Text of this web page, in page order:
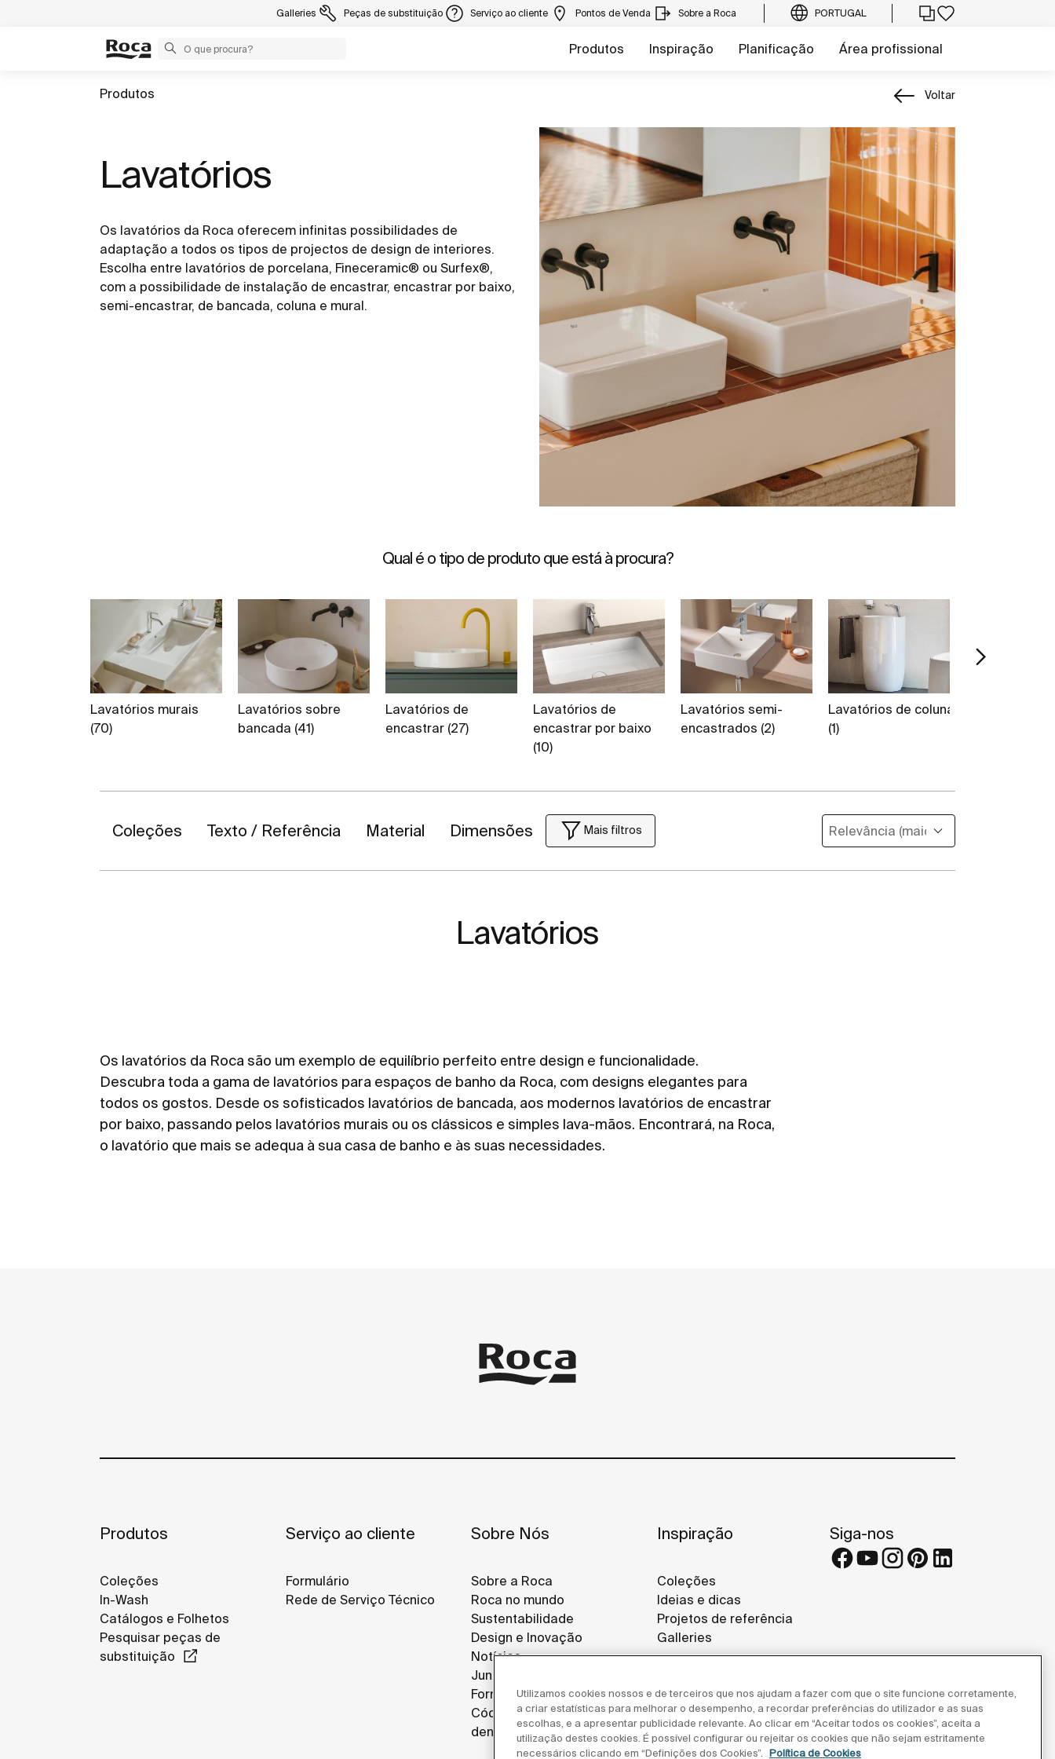
Galleries Peças de substituição Serviço ao cliente Pontos de Venda Sobre a Roca PORTUGAL
Produtos Inspiração Planificação Área profissional
Produtos Voltar
Lavatórios
Os lavatórios da Roca oferecem infinitas possibilidades de
adaptação a todos os tipos de projectos de design de interiores.
Escolha entre lavatórios de porcelana, Fineceramic® ou Surfex®,
com a possibilidade de instalação de encastrar, encastrar por baixo,
semi-encastrar, de bancada, coluna e mural.​
Qual é o tipo de produto que está à procura?
Lavatórios murais
(70)
Lavatórios sobre
bancada (41)
Lavatórios de
encastrar (27)
Lavatórios de
encastrar por baixo
(10)
Lavatórios semi-
encastrados (2)
Lavatórios de coluna
(1)
Coleções Texto / Referência Material Dimensões Mais filtros
Lavatórios
Os lavatórios da Roca são um exemplo de equilíbrio perfeito entre design e funcionalidade.
Descubra toda a gama de lavatórios para espaços de banho da Roca, com designs elegantes para
todos os gostos. Desde os sofisticados lavatórios de bancada, aos modernos lavatórios de encastrar
por baixo, passando pelos lavatórios murais ou os clássicos e simples lava-mãos. Encontrará, na Roca,
o lavatório que mais se adequa à sua casa de banho e às suas necessidades.
Produtos
Coleções
In-Wash
Catálogos e Folhetos
Pesquisar peças de
substituição
Serviço ao cliente
Formulário
Rede de Serviço Técnico
Sobre Nós
Sobre a Roca
Roca no mundo
Sustentabilidade
Design e Inovação
Notícias
Junte-se a Nós
Fornecedores
Código de ética e canal de
denúncias
Inspiração
Coleções
Ideias e dicas
Projetos de referência
Galleries
Siga-nos
Utilizamos cookies nossos e de terceiros que nos ajudam a fazer com que o site funcione corretamente,
a criar estatísticas para melhorar o desempenho, a recordar preferências do utilizador e as suas
escolhas, e a apresentar publicidade relevante. Ao clicar em “Aceitar todos os cookies”, aceita a
utilização destes cookies. É possível configurar ou rejeitar os cookies que não sejam estritamente
necessários clicando em “Definições dos Cookies”.
Política de Cookies